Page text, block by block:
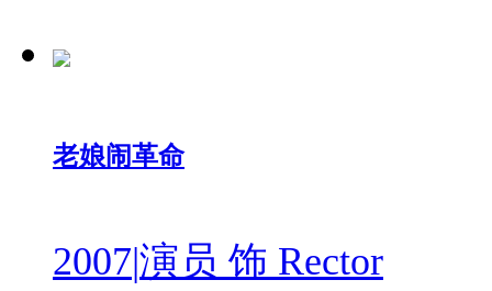
老娘闹革命
2007|演员 饰 Rector